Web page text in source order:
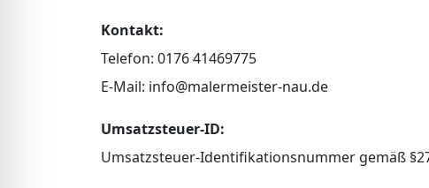
Kontakt:
Telefon: 0176 41469775
E-Mail: info@malermeister-nau.de
Umsatzsteuer-ID:
Umsatzsteuer-Identifikationsnummer gemäß